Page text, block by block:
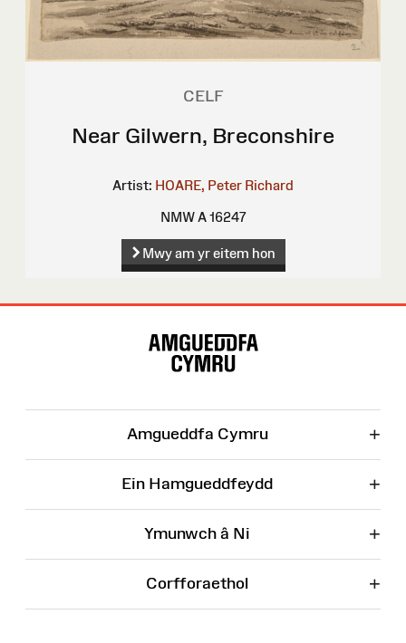
CELF
Near Gilwern, Breconshire
Artist: HOARE, Peter Richard
NMW A 16247
Mwy am yr eitem hon
Amgueddfa Cymru +
Ein Hamgueddfeydd +
Ymunwch â Ni +
Corfforaethol +